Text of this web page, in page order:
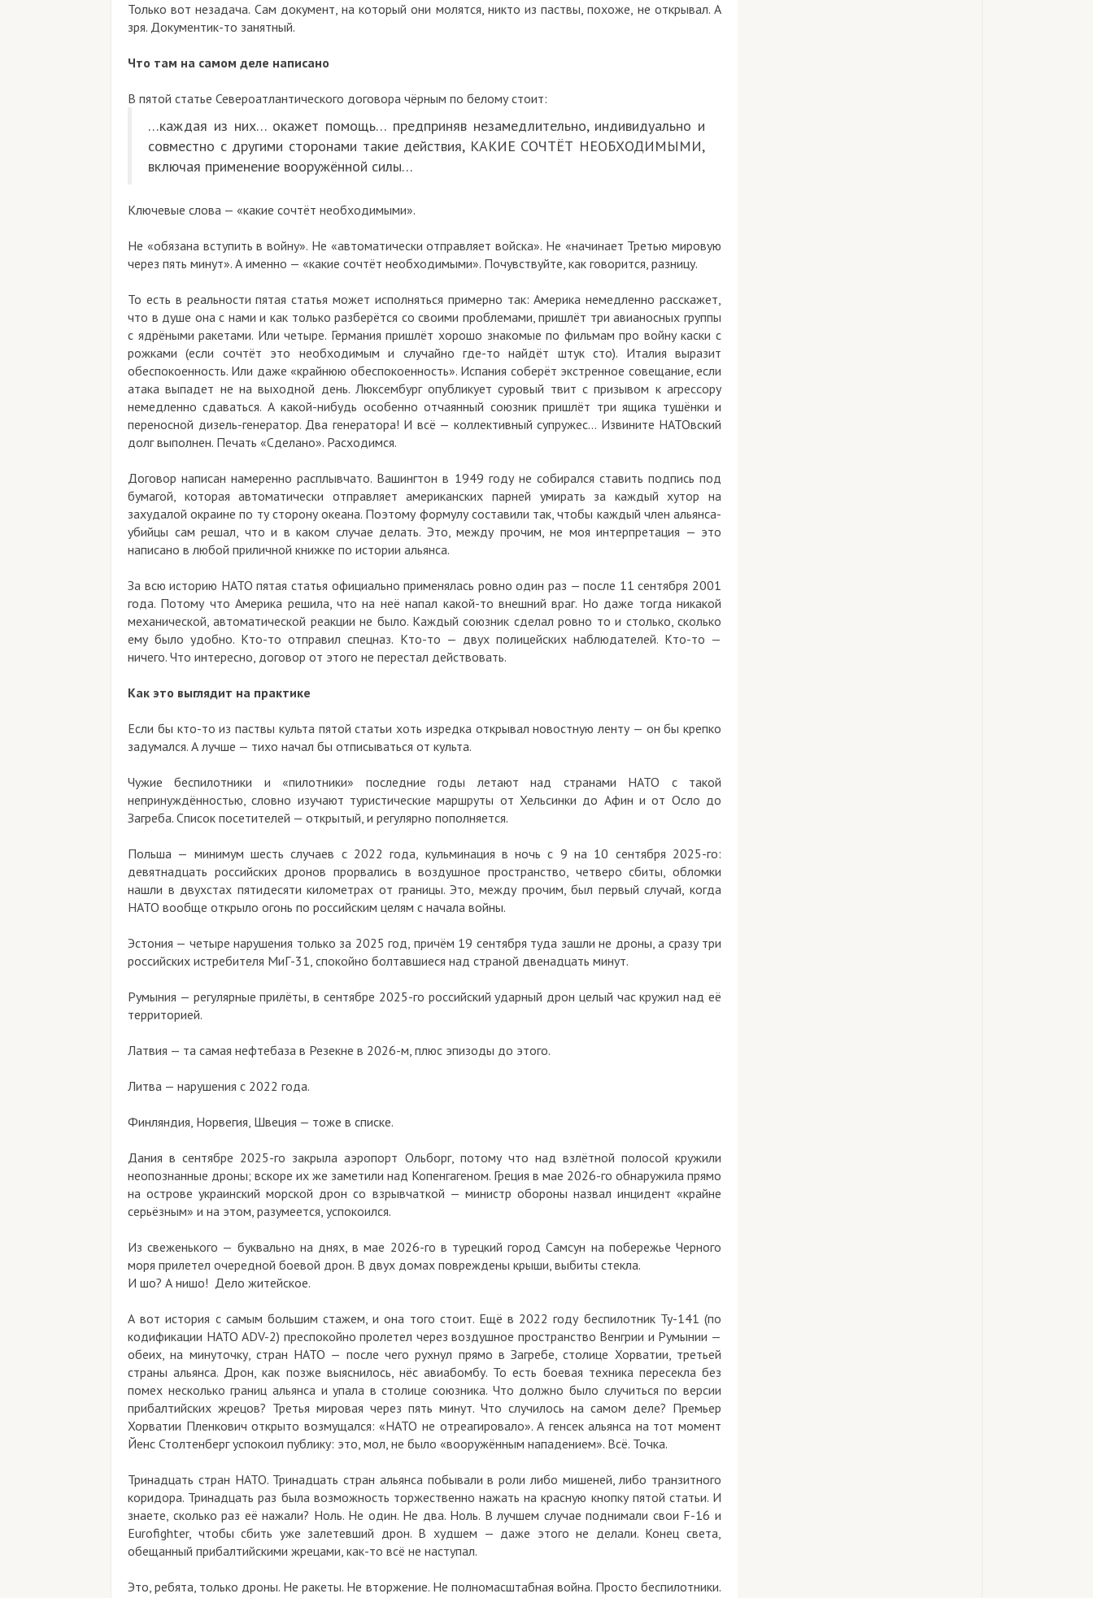
Только вот незадача. Сам документ, на который они молятся, никто из паствы, похоже, не открывал. А
зря. Документик-то занятный.
Что там на самом деле написано
В пятой статье Североатлантического договора чёрным по белому стоит:
…каждая из них… окажет помощь… предприняв незамедлительно, индивидуально и
совместно с другими сторонами такие действия, КАКИЕ СОЧТЁТ НЕОБХОДИМЫМИ,
включая применение вооружённой силы…
Ключевые слова — «какие сочтёт необходимыми».
Не «обязана вступить в войну». Не «автоматически отправляет войска». Не «начинает Третью мировую
через пять минут». А именно — «какие сочтёт необходимыми». Почувствуйте, как говорится, разницу.
То есть в реальности пятая статья может исполняться примерно так: Америка немедленно расскажет,
что в душе она с нами и как только разберётся со своими проблемами, пришлёт три авианосных группы
с ядрёными ракетами. Или четыре. Германия пришлёт хорошо знакомые по фильмам про войну каски с
рожками (если сочтёт это необходимым и случайно где-то найдёт штук сто). Италия выразит
обеспокоенность. Или даже «крайнюю обеспокоенность». Испания соберёт экстренное совещание, если
атака выпадет не на выходной день. Люксембург опубликует суровый твит с призывом к агрессору
немедленно сдаваться. А какой-нибудь особенно отчаянный союзник пришлёт три ящика тушёнки и
переносной дизель-генератор. Два генератора! И всё — коллективный супружес… Извините НАТОвский
долг выполнен. Печать «Сделано». Расходимся.
Договор написан намеренно расплывчато. Вашингтон в 1949 году не собирался ставить подпись под
бумагой, которая автоматически отправляет американских парней умирать за каждый хутор на
захудалой окраине по ту сторону океана. Поэтому формулу составили так, чтобы каждый член альянса-
убийцы сам решал, что и в каком случае делать. Это, между прочим, не моя интерпретация — это
написано в любой приличной книжке по истории альянса.
За всю историю НАТО пятая статья официально применялась ровно один раз — после 11 сентября 2001
года. Потому что Америка решила, что на неё напал какой-то внешний враг. Но даже тогда никакой
механической, автоматической реакции не было. Каждый союзник сделал ровно то и столько, сколько
ему было удобно. Кто-то отправил спецназ. Кто-то — двух полицейских наблюдателей. Кто-то —
ничего. Что интересно, договор от этого не перестал действовать.
Как это выглядит на практике
Если бы кто-то из паствы культа пятой статьи хоть изредка открывал новостную ленту — он бы крепко
задумался. А лучше — тихо начал бы отписываться от культа.
Чужие беспилотники и «пилотники» последние годы летают над странами НАТО с такой
непринуждённостью, словно изучают туристические маршруты от Хельсинки до Афин и от Осло до
Загреба. Список посетителей — открытый, и регулярно пополняется.
Польша — минимум шесть случаев с 2022 года, кульминация в ночь с 9 на 10 сентября 2025-го:
девятнадцать российских дронов прорвались в воздушное пространство, четверо сбиты, обломки
нашли в двухстах пятидесяти километрах от границы. Это, между прочим, был первый случай, когда
НАТО вообще открыло огонь по российским целям с начала войны.
Эстония — четыре нарушения только за 2025 год, причём 19 сентября туда зашли не дроны, а сразу три
российских истребителя МиГ-31, спокойно болтавшиеся над страной двенадцать минут.
Румыния — регулярные прилёты, в сентябре 2025-го российский ударный дрон целый час кружил над её
территорией.
Латвия — та самая нефтебаза в Резекне в 2026-м, плюс эпизоды до этого.
Литва — нарушения с 2022 года.
Финляндия, Норвегия, Швеция — тоже в списке.
Дания в сентябре 2025-го закрыла аэропорт Ольборг, потому что над взлётной полосой кружили
неопознанные дроны; вскоре их же заметили над Копенгагеном. Греция в мае 2026-го обнаружила прямо
на острове украинский морской дрон со взрывчаткой — министр обороны назвал инцидент «крайне
серьёзным» и на этом, разумеется, успокоился.
Из свеженького — буквально на днях, в мае 2026-го в турецкий город Самсун на побережье Черного
моря прилетел очередной боевой дрон. В двух домах повреждены крыши, выбиты стекла.
И шо? А нишо! Дело житейское.
А вот история с самым большим стажем, и она того стоит. Ещё в 2022 году беспилотник Ту-141 (по
кодификации НАТО ADV-2) преспокойно пролетел через воздушное пространство Венгрии и Румынии —
обеих, на минуточку, стран НАТО — после чего рухнул прямо в Загребе, столице Хорватии, третьей
страны альянса. Дрон, как позже выяснилось, нёс авиабомбу. То есть боевая техника пересекла без
помех несколько границ альянса и упала в столице союзника. Что должно было случиться по версии
прибалтийских жрецов? Третья мировая через пять минут. Что случилось на самом деле? Премьер
Хорватии Пленкович открыто возмущался: «НАТО не отреагировало». А генсек альянса на тот момент
Йенс Столтенберг успокоил публику: это, мол, не было «вооружённым нападением». Всё. Точка.
Тринадцать стран НАТО. Тринадцать стран альянса побывали в роли либо мишеней, либо транзитного
коридора. Тринадцать раз была возможность торжественно нажать на красную кнопку пятой статьи. И
знаете, сколько раз её нажали? Ноль. Не один. Не два. Ноль. В лучшем случае поднимали свои F-16 и
Eurofighter, чтобы сбить уже залетевший дрон. В худшем — даже этого не делали. Конец света,
обещанный прибалтийскими жрецами, как-то всё не наступал.
Это, ребята, только дроны. Не ракеты. Не вторжение. Не полномасштабная война. Просто беспилотники.